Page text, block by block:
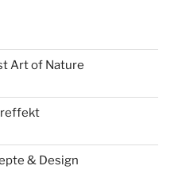
Art of Nature
& Design